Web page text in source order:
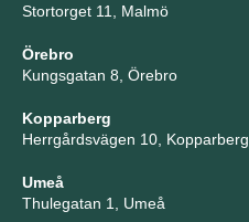
Stortorget 11, Malmö
Örebro
Kungsgatan 8, Örebro
Kopparberg
Herrgårdsvägen 10, Kopparberg
Umeå
Thulegatan 1, Umeå